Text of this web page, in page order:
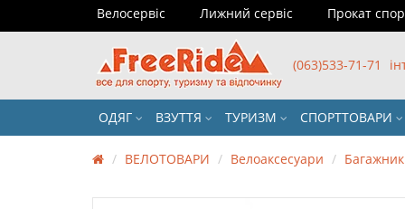
Велосервіс Лижний сервіс Прокат
(063)533-71-71
ОДЯГ ВЗУТТЯ ТУРИЗМ СПОРТТОВАРИ
ВЕЛОТОВАРИ Велоаксесуари